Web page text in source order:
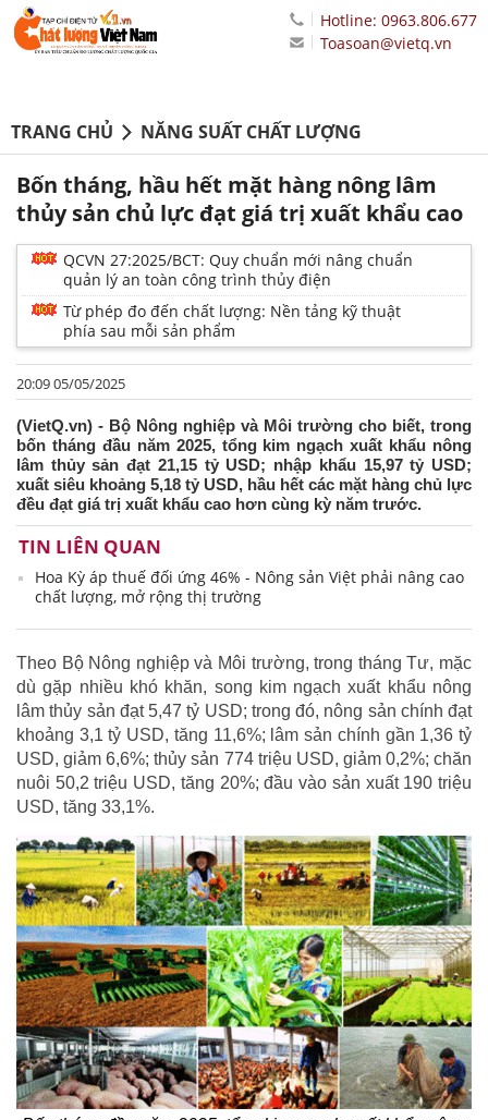
Hotline: 0963.806.677
Toasoan@vietq.vn
TRANG CHỦ NĂNG SUẤT CHẤT LƯỢNG
Bốn tháng, hầu hết mặt hàng nông lâm
thủy sản chủ lực đạt giá trị xuất khẩu cao
QCVN 27:2025/BCT: Quy chuẩn mới nâng chuẩn
quản lý an toàn công trình thủy điện
Từ phép đo đến chất lượng: Nền tảng kỹ thuật
phía sau mỗi sản phẩm
20:09 05/05/2025
(VietQ.vn) - Bộ Nông nghiệp và Môi trường cho biết, trong
bốn tháng đầu năm 2025, tổng kim ngạch xuất khẩu nông
lâm thủy sản đạt 21,15 tỷ USD; nhập khẩu 15,97 tỷ USD;
xuất siêu khoảng 5,18 tỷ USD, hầu hết các mặt hàng chủ lực
đều đạt giá trị xuất khẩu cao hơn cùng kỳ năm trước.
TIN LIÊN QUAN
Hoa Kỳ áp thuế đối ứng 46% - Nông sản Việt phải nâng cao
chất lượng, mở rộng thị trường
Theo Bộ Nông nghiệp và Môi trường, trong tháng Tư, mặc
dù gặp nhiều khó khăn, song kim ngạch xuất khẩu nông
lâm thủy sản đạt 5,47 tỷ USD; trong đó, nông sản chính đạt
khoảng 3,1 tỷ USD, tăng 11,6%; lâm sản chính gần 1,36 tỷ
USD, giảm 6,6%; thủy sản 774 triệu USD, giảm 0,2%; chăn
nuôi 50,2 triệu USD, tăng 20%; đầu vào sản xuất 190 triệu
USD, tăng 33,1%.